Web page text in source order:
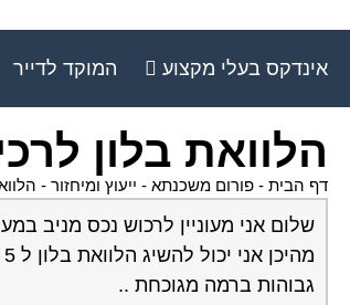
אינדקס בעלי מקצוע המוקד לדייר
הלוואת בלון
דף הבית - פורום משכנתא - ייעוץ ומיחזור -
שלום אני מעוניין לרכוש נכס מניב
גבוהות ברמה מגוכחת ..